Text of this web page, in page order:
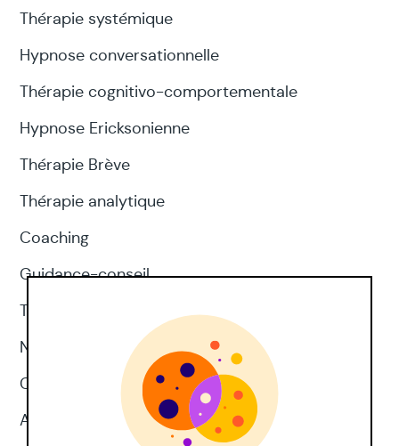
Thérapie systémique
Hypnose conversationnelle
Thérapie cognitivo-comportementale
Hypnose Ericksonienne
Thérapie Brève
Thérapie analytique
Coaching
Guidance-conseil
Thérapie d'acceptation et d'engagement
Neuropsychologie
CNV
Approches corporelles